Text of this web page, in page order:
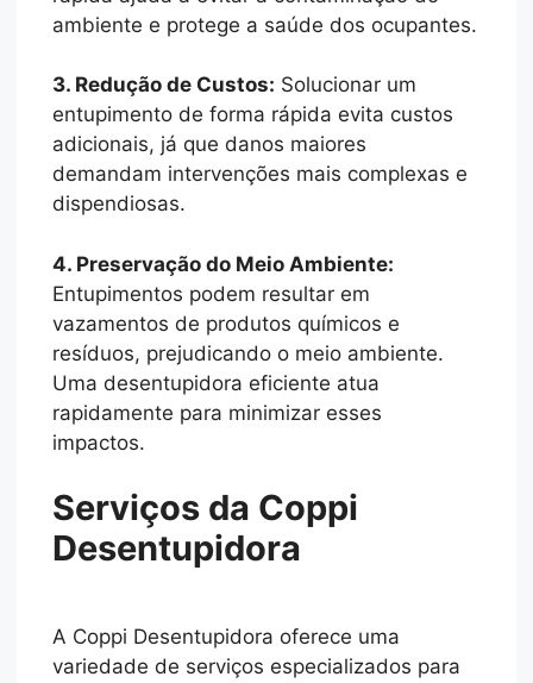
ambiente e protege a saúde dos ocupantes.
3. Redução de Custos: Solucionar um
entupimento de forma rápida evita custos
adicionais, já que danos maiores
demandam intervenções mais complexas e
dispendiosas.
4. Preservação do Meio Ambiente:
Entupimentos podem resultar em
vazamentos de produtos químicos e
resíduos, prejudicando o meio ambiente.
Uma desentupidora eficiente atua
rapidamente para minimizar esses
impactos.
Serviços da Coppi
Desentupidora
A Coppi Desentupidora oferece uma
variedade de serviços especializados para